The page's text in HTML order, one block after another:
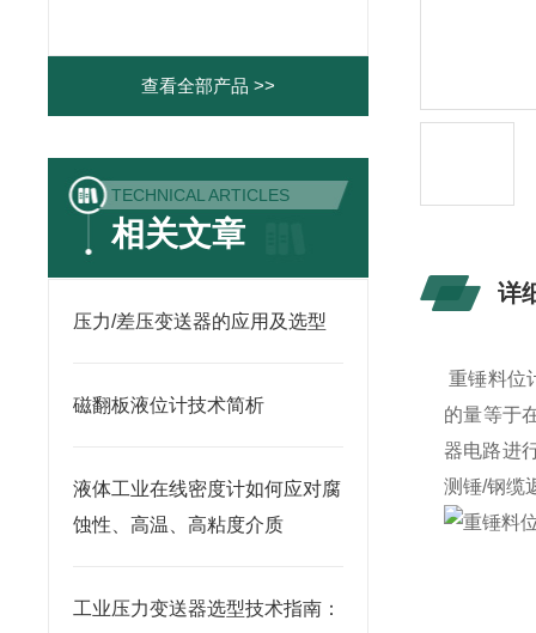
查看全部产品 >>
TECHNICAL ARTICLES
相关文章
压力/差压变送器的应用及选型
磁翻板液位计技术简析
液体工业在线密度计如何应对腐
蚀性、高温、高粘度介质
工业压力变送器选型技术指南：
详
重锤料位
的量等于
器电路进
测锤/钢缆